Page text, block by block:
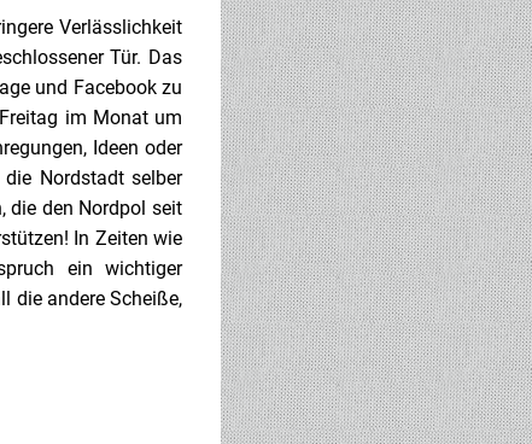
Verlässlichkeit
Tür. Das
und Facebook zu
im Monat um
Ideen oder
Nordstadt selber
die den Nordpol seit
In Zeiten wie
ein wichtiger
die andere Scheiße,